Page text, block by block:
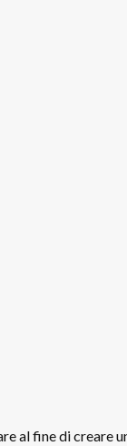
al fine di creare